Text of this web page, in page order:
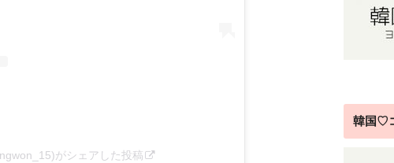
がシェアした投稿
韓国♡